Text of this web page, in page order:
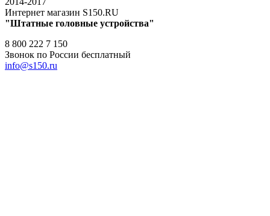
Интернет магазин S150.RU
"Штатные головные устройства"
8 800 222 7 150
Звонок по России бесплатный
info@s150.ru